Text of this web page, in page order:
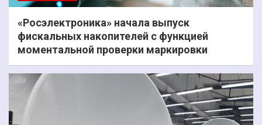
«Росэлектроника» начала выпуск
фискальных накопителей с функцией
моментальной проверки маркировки